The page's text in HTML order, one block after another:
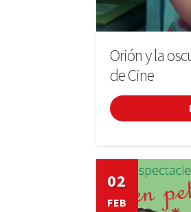
Orión y la
de Cine
02
FEB